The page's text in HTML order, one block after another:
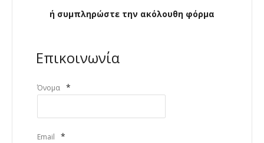
ή συμπληρώστε την ακόλουθη φόρμα
Επικοινωνία
Όνομα *
Email *